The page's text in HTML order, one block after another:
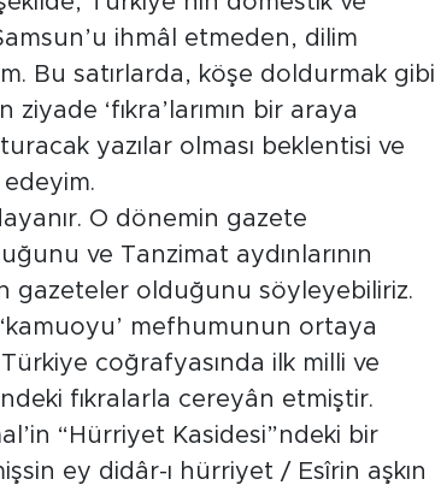
ihmâl etmeden, dilim
Bu satırlarda, köşe doldurmak gibi
‘fıkra’larımın bir araya
yazılar olması beklentisi ve
O dönemin gazete
ve Tanzimat aydınlarının
gazeteler olduğunu söyleyebiliriz.
mefhumunun ortaya
Türkiye coğrafyasında ilk milli ve
fıkralarla cereyân etmiştir.
“Hürriyet Kasidesi”ndeki bir
ey didâr-ı hürriyet / Esîrin aşkın